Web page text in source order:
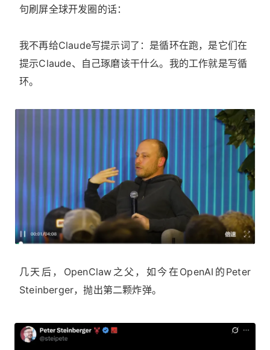
句刷屏全球开发圈的话：
我不再给Claude写提示词了：是循环在跑，是它们在
提示Claude、自己琢磨该干什么。我的工作就是写循
环。
几天后，OpenClaw之父，如今在OpenAI的Peter
Steinberger，抛出第二颗炸弹。